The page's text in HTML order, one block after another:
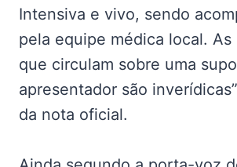
Intensiva e vivo, sendo
pela equipe médica local.
que circulam sobre uma
apresentador são
da nota oficial.